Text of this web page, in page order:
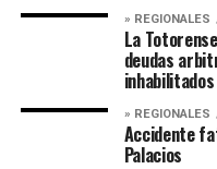
» REGIONALES
La
deudas
inhabilitados
» REGIONALES
Accidente
Palacios